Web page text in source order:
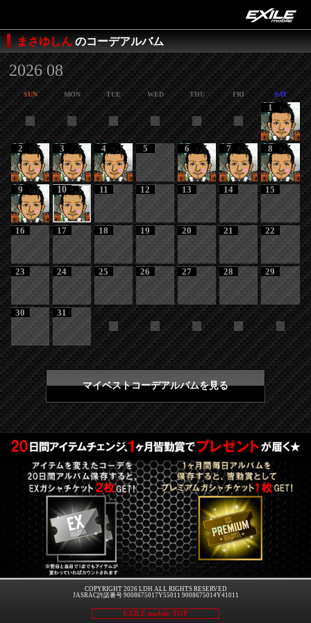
まさゆしん のコーデアルバム
2026 08
SUN MON TUE WED THU FRI SAT
1
2 3 4 5 6 7 8
9 10 11 12 13 14 15
16 17 18 19 20 21 22
23 24 25 26 27 28 29
30 31
マイベストコーデアルバムを見る
COPYRIGHT 2026 LDH ALL RIGHTS RESERVED
JASRAC許諾番号 9008675017Y55011 9008675014Y41011
EXILE mobile TOP